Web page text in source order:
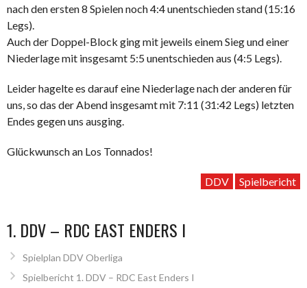
nach den ersten 8 Spielen noch 4:4 unentschieden stand (15:16
Legs).
Auch der Doppel-Block ging mit jeweils einem Sieg und einer
Niederlage mit insgesamt 5:5 unentschieden aus (4:5 Legs).
Leider hagelte es darauf eine Niederlage nach der anderen für
uns, so das der Abend insgesamt mit 7:11 (31:42 Legs) letzten
Endes gegen uns ausging.
Glückwunsch an Los Tonnados!
DDV Spielbericht
1. DDV – RDC EAST ENDERS I
Spielplan DDV Oberliga
Spielbericht 1. DDV – RDC East Enders I